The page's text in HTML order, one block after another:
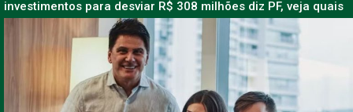
investimentos para desviar R$ 308 milhões diz PF, veja quais